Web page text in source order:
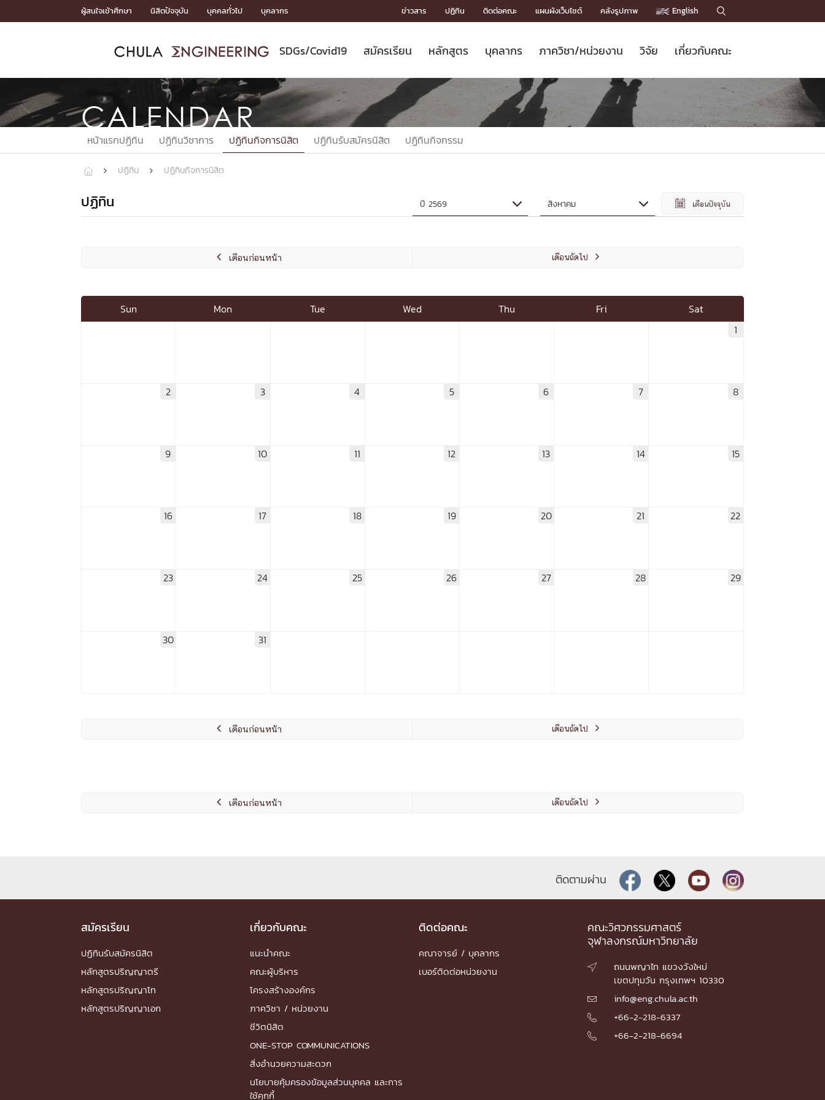
to
ผู้สนใจเข้าศึกษา นิสิตปัจจุบัน บุคคลทั่วไป บุคลากร ข่าวสาร ปฏิทิน ติดต่อคณะ แผนผังเว็บไซต์ คลังรูปภาพ English 
SDGs/Covid19
หน้าแรกSDGs/Covid19
  Toward Innovative Society: fight
COVID19
 Sustainable Development Goals
(SDGs)
สมัครเรียน
ADMISSION
หน้าแรกสมัครเรียน 
 หลักสูตรที่เปิดสอน  ข่าวรับสมัครนิสิต
ปฏิทินรับสมัครนิสิต 
หลักสูตร
ACADEMICS
หน้าแรกหลักสูตร 
 หลักสูตรปริญญาตรี  หลักสูตรปริญญาโท
หลักสูตรปริญญาเอก  BULLETIN
Engineering My World : สร้างสรรค์
โลกใหม่ด้วยวิศวกรรม
 โครงการ Chula Engineering สนับสนุน
การเรียนรู้ตลอดชีวิต (Lifelong Learning)
บุคลากร
FACULTY
หน้าแรกบุคลากร 
 คณะผู้บริหาร  คณาจารย์ / บุคลากร
โครงสร้างองค์กร  ทำเนียบศักดิ์อินทาเนีย
ศาสตราจารย์กิตติคุณ  ปริญญากิตติมศักดิ์
ภาควิชา/หน่วยงาน
DEPARTMENTS
หน้าแรกภาควิชา/หน่วยงาน
 หน่วยงาน  เบอร์ติดต่อหน่วยงาน
วิจัย
RESEARCH
หน้าแรกวิจัย
 จรรยาบรรณนักวิจัย  ข่าววิจัย
กลุ่มวิจัย  ทำเนียบนักวิจัย
ผลงานวิจัย  วารสารวิชาการ
ประชาสัมพันธ์ทุนวิจัย (ปกติ) ประชาสัมพันธ์ทุนวิจัย (พิเศษ)
ประกาศและแบบฟอร์ม
เกี่ยวกับคณะ
ABOUT
หน้าแรกเกี่ยวกับคณะ 
 เกี่ยวข้องกับ COVID-19  แนะนำคณะ
Partnership  โครงสร้างองค์กร
สิ่งอำนวยความสะดวก  Facts and Figures
ดาวน์โหลด ติดต่อคณะ
จุฬาฯ NetAuth
หน้าแรกSDGs/Covid19 
Toward Innovative Society: fight COVID19
Sustainable Development Goals (SDGs)
ADMISSION
หน้าแรกสมัครเรียน
หลักสูตรที่เปิดสอน
ข่าวรับสมัครนิสิต
ACADEMICS
หลักสูตรปริญญาโท
โครงการ Chula Engineering สนับสนุนการเรียนรู้ตลอดชีวิต
(Lifelong Learning)
คณาจารย์ / บุคลากร
โครงสร้างองค์กร
DEPARTMENTS
RESEARCH
จรรยาบรรณนักวิจัย
กลุ่มวิจัย
เชื่อมต่อหน่วยงานด้านวิจัย
แนะนำคณะ
Partnership
CALENDAR
หน้าแรกปฏิทิน ปฏิทินวิชาการ ปฏิทินกิจการนิสิต ปฏิทินรับสมัครนิสิต ปฏิทินกิจกรรม
  ปฏิทิน  ปฏิทินกิจการนิสิต
ปฏิทิน  เดือนปัจจุบัน
 เดือนก่อนหน้า เดือนถัดไป 
Sun Mon Tue Wed Thu Fri
Sat
1
2 3 4 5 6 7 8
9 10 11 12 13 14 15
16 17 18 19 20 21 22
23 24 25 26 27 28 29
30 31
 เดือนก่อนหน้า เดือนถัดไป 
 เดือนก่อนหน้า เดือนถัดไป 
ติดตามผ่าน
สมัครเรียน
ปฏิทินรับสมัครนิสิต
หลักสูตรปริญญาตรี
หลักสูตรปริญญาโท
หลักสูตรปริญญาเอก
เกี่ยวกับคณะ
แนะนำคณะ
คณะผู้บริหาร
โครงสร้างองค์กร
ภาควิชา / หน่วยงาน
ชีวิตนิสิต
ONE-STOP COMMUNICATIONS
สิ่งอำนวยความสะดวก
นโยบายคุ้มครองข้อมูลส่วนบุคคล และการ
ใช้คุกกี้
ติดต่อคณะ
คณาจารย์ / บุคลากร
เบอร์ติดต่อหน่วยงาน
คณะวิศวกรรมศาสตร์
จุฬาลงกรณ์มหาวิทยาลัย

ถนนพญาไท แขวงวังใหม่
เขตปทุมวัน กรุงเทพฯ 10330
 info@eng.chula.ac.th
 +66-2-218-6337
 +66-2-218-6694